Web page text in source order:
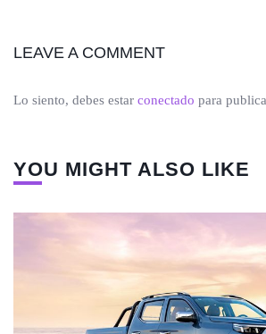
LEAVE A COMMENT
Lo siento, debes estar conectado para
YOU MIGHT ALSO LIKE